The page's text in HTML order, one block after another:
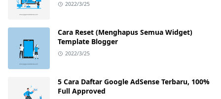
2022/3/25
Cara Reset (Menghapus Semua Widget)
Template Blogger
2022/3/25
5 Cara Daftar Google AdSense Terbaru, 100%
Full Approved